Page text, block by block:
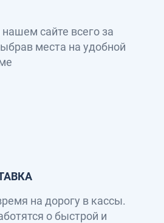
сайте всего за
места на удобной
на дорогу в кассы.
о быстрой и